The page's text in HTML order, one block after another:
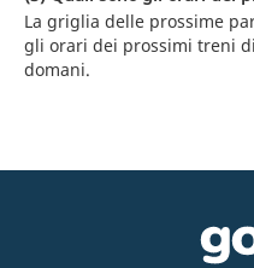
La griglia delle prossime
gli orari dei prossimi treni
domani.